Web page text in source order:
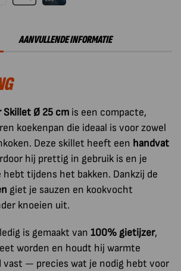
AANVULLENDE INFORMATIE
Skillet Ø 25 cm is een compacte,
koekenpan die ideaal is voor zowel
Deze skillet heeft een handvat
hij prettig in gebruik is en je
tijdens het bakken. Dankzij de
giet je sauzen en kookvocht
knoeien uit.
is gemaakt van 100% gietijzer,
worden en houdt hij warmte
vast — precies wat je nodig hebt voor